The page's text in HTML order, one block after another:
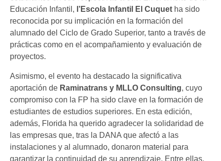
Educación Infantil, l’Escola Infantil El Cuquet ha sido
reconocida por su implicación en la formación del
alumnado del Ciclo de Grado Superior, tanto a través de
prácticas como en el acompañamiento y evaluación de
proyectos.
Asimismo, el evento ha destacado la significativa
aportación de Raminatrans y MLLO Consulting, cuyo
compromiso con la FP ha sido clave en la formación de
estudiantes de estudios superiores. En esta edición,
además, Florida ha querido agradecer la solidaridad de
las empresas que, tras la DANA que afectó a las
instalaciones y al alumnado, donaron material para
garantizar la continuidad de su aprendizaje. Entre ellas,